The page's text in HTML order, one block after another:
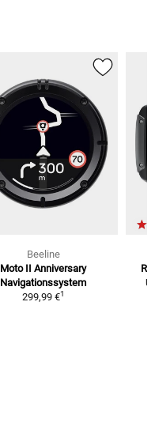
Beeline
Moto II Anniversary
Navigationssystem
299,99 €1